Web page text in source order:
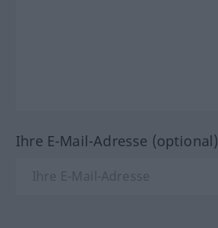
Ihre E-Mail-Adresse (optional)